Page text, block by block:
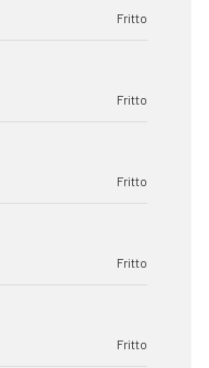
Fritto
Fritto
Fritto
Fritto
Fritto